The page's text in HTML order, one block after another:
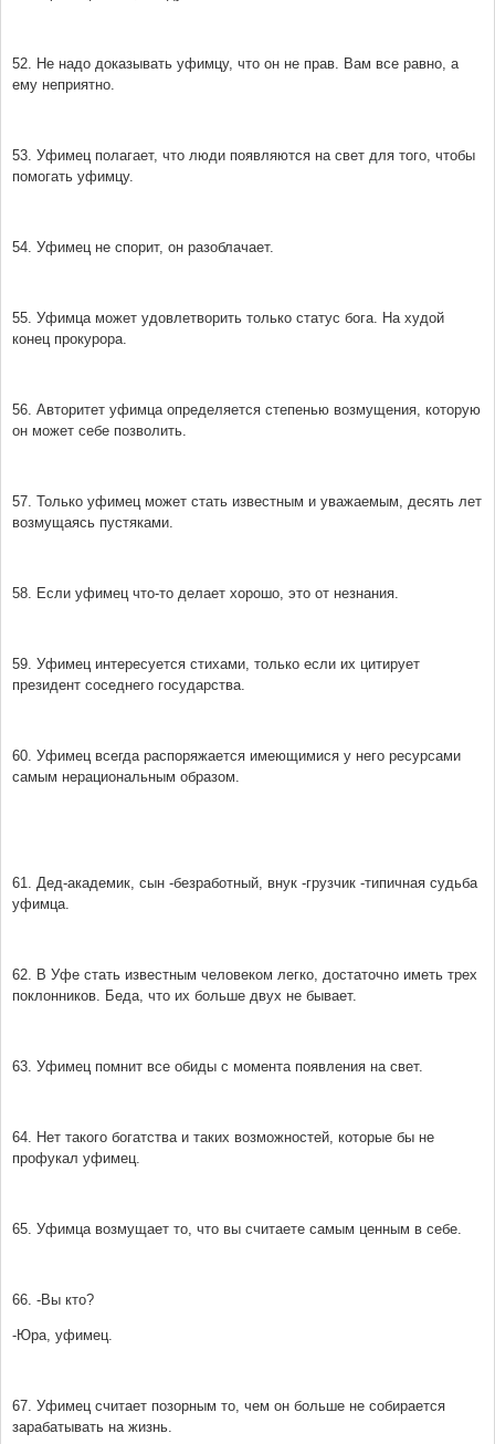
52. Не надо доказывать уфимцу, что он не прав. Вам все равно, а
ему неприятно.
53. Уфимец полагает, что люди появляются на свет для того, чтобы
помогать уфимцу.
54. Уфимец не спорит, он разоблачает.
55. Уфимца может удовлетворить только статус бога. На худой
конец прокурора.
56. Авторитет уфимца определяется степенью возмущения, которую
он может себе позволить.
57. Только уфимец может стать известным и уважаемым, десять лет
возмущаясь пустяками.
58. Если уфимец что-то делает хорошо, это от незнания.
59. Уфимец интересуется стихами, только если их цитирует
президент соседнего государства.
60. Уфимец всегда распоряжается имеющимися у него ресурсами
самым нерациональным образом.
61. Дед-академик, сын -безработный, внук -грузчик -типичная судьба
уфимца.
62. В Уфе стать известным человеком легко, достаточно иметь трех
поклонников. Беда, что их больше двух не бывает.
63. Уфимец помнит все обиды с момента появления на свет.
64. Нет такого богатства и таких возможностей, которые бы не
профукал уфимец.
65. Уфимца возмущает то, что вы считаете самым ценным в себе.
66. -Вы кто?
-Юра, уфимец.
67. Уфимец считает позорным то, чем он больше не собирается
зарабатывать на жизнь.